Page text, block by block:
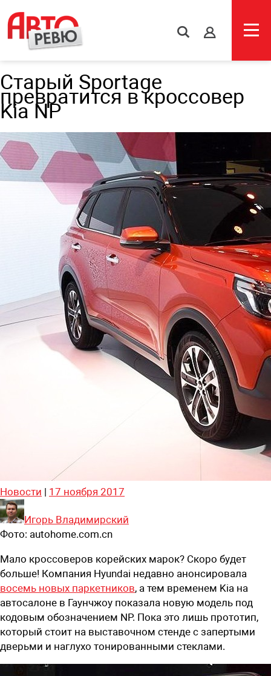
s
Старый Sportage
превратится в кроссовер
Kia NP
Новости | 17 ноября 2017
Игорь Владимирский
Фото: autohome.com.cn
Мало кроссоверов корейских марок? Скоро будет
больше! Компания Hyundai недавно анонсировала
восемь новых паркетников, а тем временем Kia на
автосалоне в Гаунчжоу показала новую модель под
кодовым обозначением NP. Пока это лишь прототип,
который стоит на выставочном стенде с запертыми
дверьми и наглухо тонированными стеклами.